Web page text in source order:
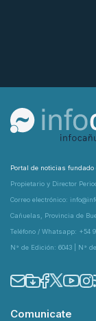
Portal de noticias fundado
Propietario y Director
Correo electrónico:
Cañuelas, Provincia de
Teléfono / Whatsapp: +54
N° de Edición: 6043 | N°
Comunicate